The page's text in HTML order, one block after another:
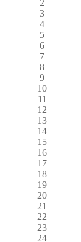
2
3
4
5
6
7
8
9
10
11
12
13
14
15
16
17
18
19
20
21
22
23
24